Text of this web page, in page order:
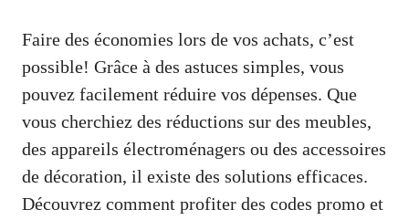
Faire des économies lors de vos achats, c’est
possible! Grâce à des astuces simples, vous
pouvez facilement réduire vos dépenses. Que
vous cherchiez des réductions sur des meubles,
des appareils électroménagers ou des accessoires
de décoration, il existe des solutions efficaces.
Découvrez comment profiter des codes promo et